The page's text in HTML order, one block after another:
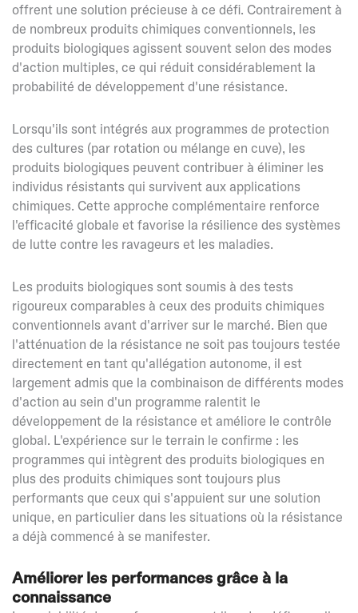
offrent une solution précieuse à ce défi. Contrairement à
de nombreux produits chimiques conventionnels, les
produits biologiques agissent souvent selon des modes
d'action multiples, ce qui réduit considérablement la
probabilité de développement d'une résistance.
Lorsqu'ils sont intégrés aux programmes de protection
des cultures (par rotation ou mélange en cuve), les
produits biologiques peuvent contribuer à éliminer les
individus résistants qui survivent aux applications
chimiques. Cette approche complémentaire renforce
l'efficacité globale et favorise la résilience des systèmes
de lutte contre les ravageurs et les maladies.
Les produits biologiques sont soumis à des tests
rigoureux comparables à ceux des produits chimiques
conventionnels avant d'arriver sur le marché. Bien que
l'atténuation de la résistance ne soit pas toujours testée
directement en tant qu'allégation autonome, il est
largement admis que la combinaison de différents modes
d'action au sein d'un programme ralentit le
développement de la résistance et améliore le contrôle
global. L'expérience sur le terrain le confirme : les
programmes qui intègrent des produits biologiques en
plus des produits chimiques sont toujours plus
performants que ceux qui s'appuient sur une solution
unique, en particulier dans les situations où la résistance
a déjà commencé à se manifester.
Améliorer les performances grâce à la
connaissance